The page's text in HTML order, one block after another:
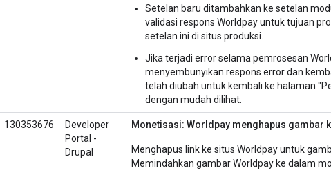
Setelan baru ditambahkan ke setelan
validasi respons Worldpay untuk tujuan
setelan ini di situs produksi.
Jika terjadi error selama pemrosesan
menyembunyikan respons error dan
telah diubah untuk kembali ke halaman
dengan mudah dilihat.
130353676
Developer
Portal -
Drupal
Monetisasi: Worldpay menghapus gambar
Menghapus link ke situs Worldpay untuk
Memindahkan gambar Worldpay ke dalam